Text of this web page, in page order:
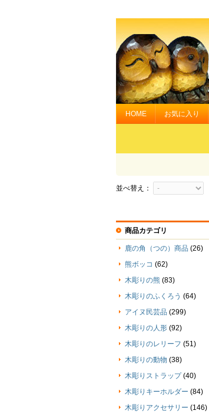
HOME お気に入り
並べ替え：
商品カテゴリ
鹿の角（つの）商品 (26)
熊ボッコ (62)
木彫りの熊 (83)
木彫りのふくろう (64)
アイヌ民芸品 (299)
木彫りの人形 (92)
木彫りのレリーフ (51)
木彫りの動物 (38)
木彫りストラップ (40)
木彫りキーホルダー (84)
木彫りアクセサリー (146)